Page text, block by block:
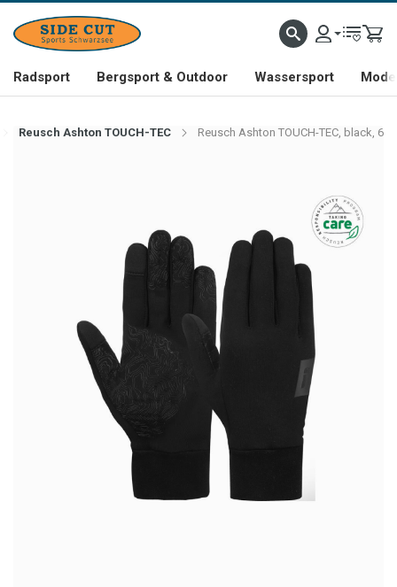
Radsport Bergsport & Outdoor Wassersport
Reusch Ashton TOUCH-TEC Reusch Ashton TOUCH-TEC, black, 6